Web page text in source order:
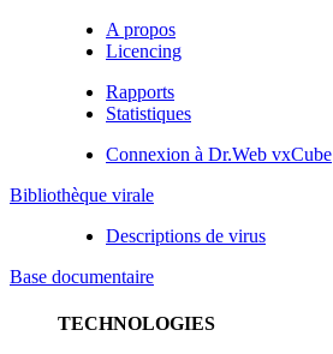
A propos
Licencing
Rapports
Statistiques
Connexion à Dr.Web vxCube
Bibliothèque virale
Descriptions de virus
Base documentaire
TECHNOLOGIES